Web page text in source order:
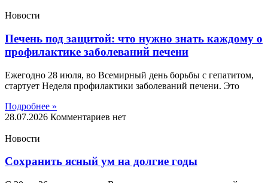
Новости
Печень под защитой: что нужно знать каждому о
профилактике заболеваний печени
Ежегодно 28 июля, во Всемирный день борьбы с гепатитом,
стартует Неделя профилактики заболеваний печени. Это
Подробнее »
28.07.2026 Комментариев нет
Новости
Сохранить ясный ум на долгие годы